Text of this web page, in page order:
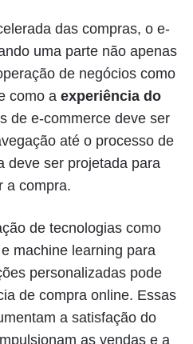
das compras, o e-
uma parte não apenas
de negócios como
como a experiência do
de e-commerce deve ser
até o processo de
deve ser projetada para
a compra.
de tecnologias como
machine learning para
personalizadas pode
de compra online. Essas
a satisfação do
as vendas e a